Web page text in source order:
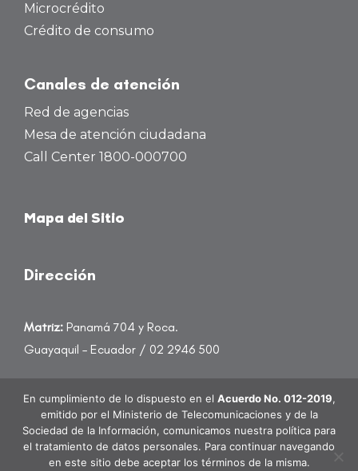
Microcrédito
Crédito de consumo
Canales de atención
Red de agencias
Mesa de atención ciudadana
Call Center 1800-000700
Mapa del Sitio
Dirección
Matriz: Panamá 704 y Roca.
Guayaquil – Ecuador / 02 2946 500
atencioncliente@banecuador.fin.ec
En cumplimiento de lo dispuesto en el Acuerdo No. 012-2019,
emitido por el Ministerio de Telecomunicaciones y de la
Sociedad de la Información, comunicamos nuestra política para
el tratamiento de datos personales. Para continuar navegando
en este sitio debe aceptar los términos de la misma.